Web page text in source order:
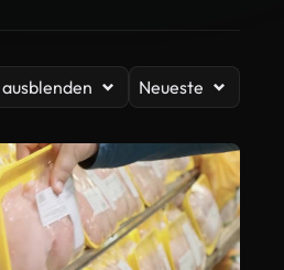
Neueste